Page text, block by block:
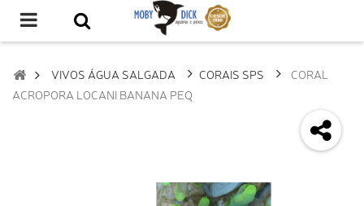
VIVOS ÁGUA SALGADA CORAIS SPS
CORAL
ACROPORA LOCANI BANANA PEQ